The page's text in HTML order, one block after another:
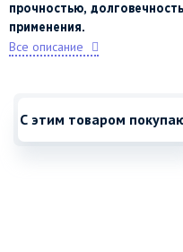
прочностью,
применения.
Все описание
С этим товаром